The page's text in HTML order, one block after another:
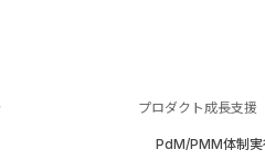
プロダクト成長支援
PdM/PMM体制実